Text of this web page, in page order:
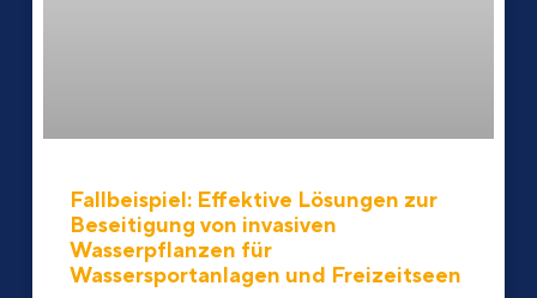
Fallbeispiel: Effektive Lösungen zur
Beseitigung von invasiven
Wasserpflanzen für
Wassersportanlagen und Freizeitseen